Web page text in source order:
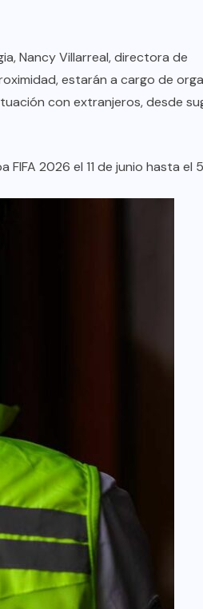
Nancy Villarreal, directora de
estarán a cargo de
con extranjeros, desde
2026 el 11 de junio hasta el